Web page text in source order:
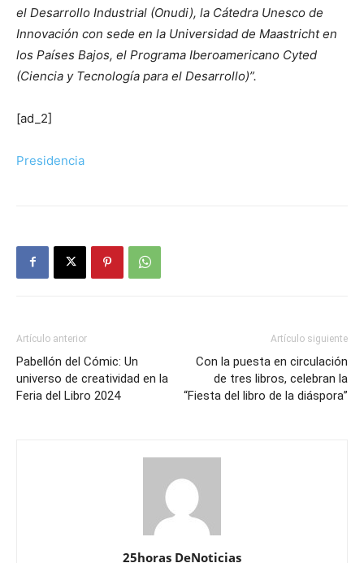
el Desarrollo Industrial (Onudi), la Cátedra Unesco de
Innovación con sede en la Universidad de Maastricht en
los Países Bajos, el Programa Iberoamericano Cyted
(Ciencia y Tecnología para el Desarrollo)”.
[ad_2]
Presidencia
Artículo anterior
Pabellón del Cómic: Un
universo de creatividad en la
Feria del Libro 2024
Artículo siguiente
Con la puesta en circulación
de tres libros, celebran la
“Fiesta del libro de la diáspora”
25horas DeNoticias